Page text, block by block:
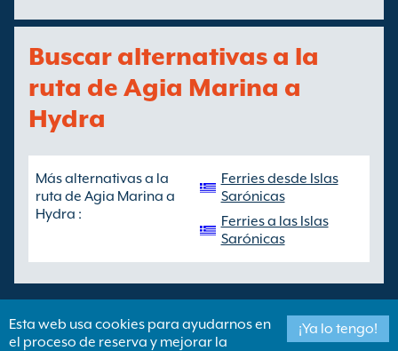
Buscar alternativas a la
ruta de Agia Marina a
Hydra
Más alternativas a la
ruta de Agia Marina a
Hydra :
Ferries desde Islas
Sarónicas
Ferries a las Islas
Sarónicas
Esta web usa cookies para ayudarnos en
el proceso de reserva y mejorar la
¡Ya lo tengo!